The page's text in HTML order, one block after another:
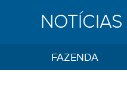
NOTÍCIAS
FAZENDA